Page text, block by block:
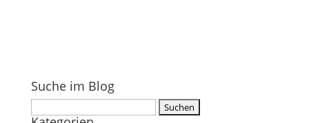
Suche im Blog